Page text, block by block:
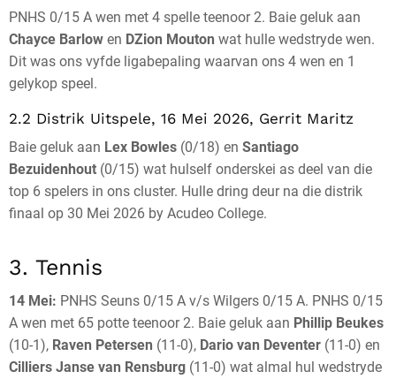
PNHS 0/15 A wen met 4 spelle teenoor 2. Baie geluk aan
Chayce Barlow en DZion Mouton wat hulle wedstryde wen.
Dit was ons vyfde ligabepaling waarvan ons 4 wen en 1
gelykop speel.
2.2 Distrik Uitspele, 16 Mei 2026, Gerrit Maritz
Baie geluk aan Lex Bowles (0/18) en Santiago
Bezuidenhout (0/15) wat hulself onderskei as deel van die
top 6 spelers in ons cluster. Hulle dring deur na die distrik
finaal op 30 Mei 2026 by Acudeo College.
3. Tennis
14 Mei: PNHS Seuns 0/15 A v/s Wilgers 0/15 A. PNHS 0/15
A wen met 65 potte teenoor 2. Baie geluk aan Phillip Beukes
(10-1), Raven Petersen (11-0), Dario van Deventer (11-0) en
Cilliers Janse van Rensburg (11-0) wat almal hul wedstryde